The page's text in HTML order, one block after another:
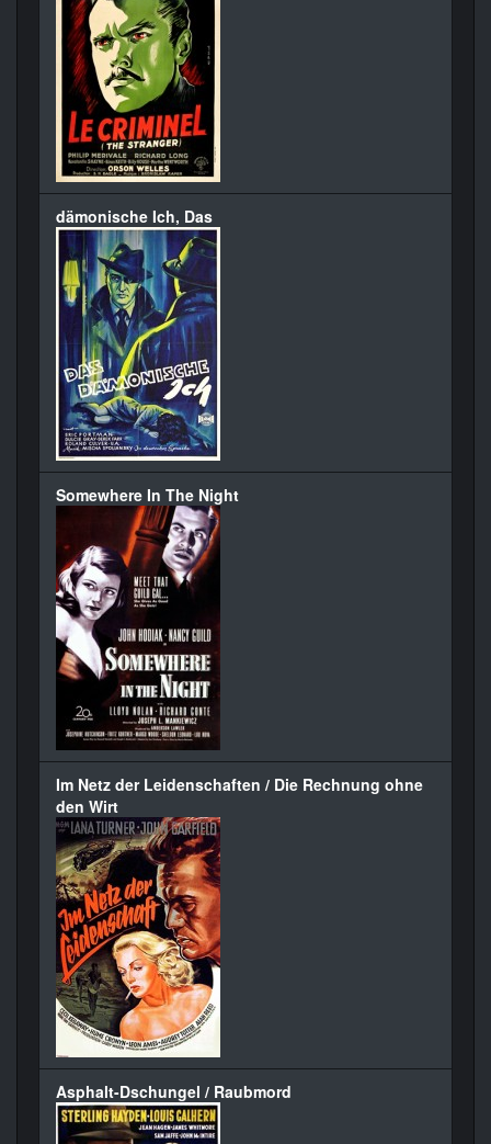
dämonische Ich, Das
Somewhere In The Night
Im Netz der Leidenschaften / Die Rechnung ohne
den Wirt
Asphalt-Dschungel / Raubmord